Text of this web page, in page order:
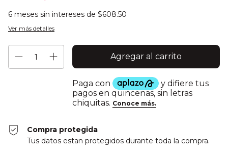
6 meses sin intereses de $608.50
Ver más detalles
Compra protegida
Tus datos estan protegidos durante toda la compra.